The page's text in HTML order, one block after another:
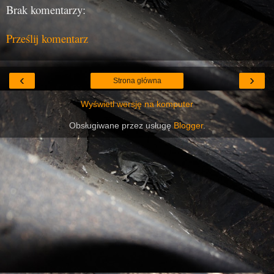
Brak komentarzy:
Prześlij komentarz
‹ ›
Strona główna
Wyświetl wersję na komputer
Obsługiwane przez usługę Blogger.